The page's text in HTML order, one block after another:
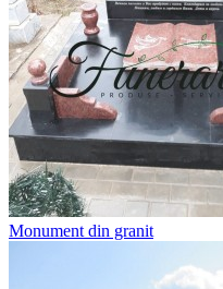
Monument din granit